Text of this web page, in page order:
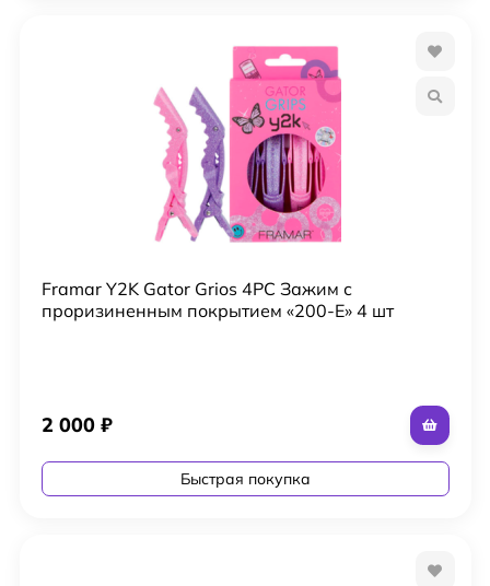
Framar Y2K Gator Grios 4PC Зажим с
проризиненным покрытием «200-Е» 4 шт
2 000 ₽
Быстрая покупка